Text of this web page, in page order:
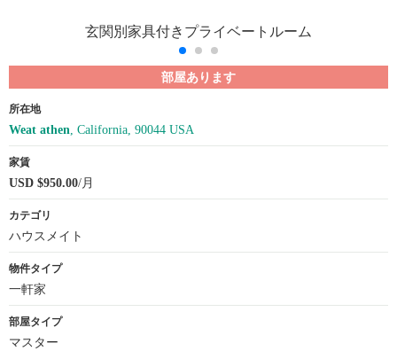
部屋あります
所在地
Weat athen, California, 90044 USA
家賃
USD $950.00/月
カテゴリ
ハウスメイト
物件タイプ
一軒家
部屋タイプ
マスター